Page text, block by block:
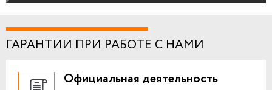
ГАРАНТИИ ПРИ РАБОТЕ С НАМИ
Официальная деятельность